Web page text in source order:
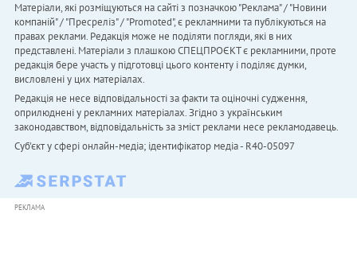
Матеріали, які розміщуються на сайті з позначкою "Реклама" / "Новини
компаній" / "Пресреліз" / "Promoted", є рекламними та публікуються на
правах реклами. Редакція може не поділяти погляди, які в них
представлені. Матеріали з плашкою СПЕЦПРОЄКТ є рекламними, проте
редакція бере участь у підготовці цього контенту і поділяє думки,
висловлені у цих матеріалах.
Редакція не несе відповідальності за факти та оціночні судження,
оприлюднені у рекламних матеріалах. Згідно з українським
законодавством, відповідальність за зміст реклами несе рекламодавець.
Cуб'єкт у сфері онлайн-медіа; ідентифікатор медіа - R40-05097
РЕКЛАМА